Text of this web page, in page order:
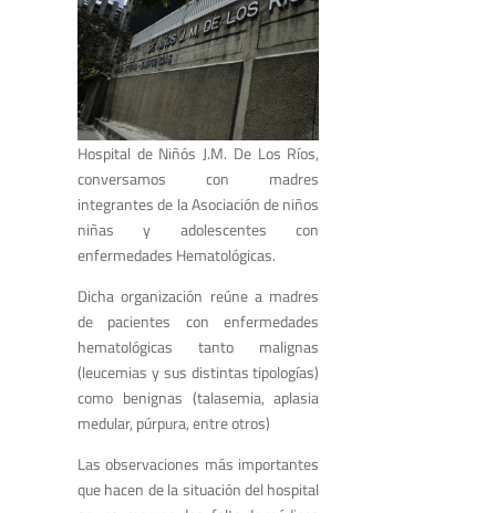
Hospital de Niñós J.M. De Los Ríos,
conversamos con madres
integrantes de la Asociación de niños
niñas y adolescentes con
enfermedades Hematológicas.
Dicha organización reúne a madres
de pacientes con enfermedades
hematológicas tanto malignas
(leucemias y sus distintas tipologías)
como benignas (talasemia, aplasia
medular, púrpura, entre otros)
Las observaciones más importantes
que hacen de la situación del hospital